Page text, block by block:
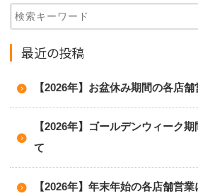
最近の投稿
【2026年】お盆休み期間の各店
【2026年】ゴールデンウィーク
て
【2026年】年末年始の各店舗営